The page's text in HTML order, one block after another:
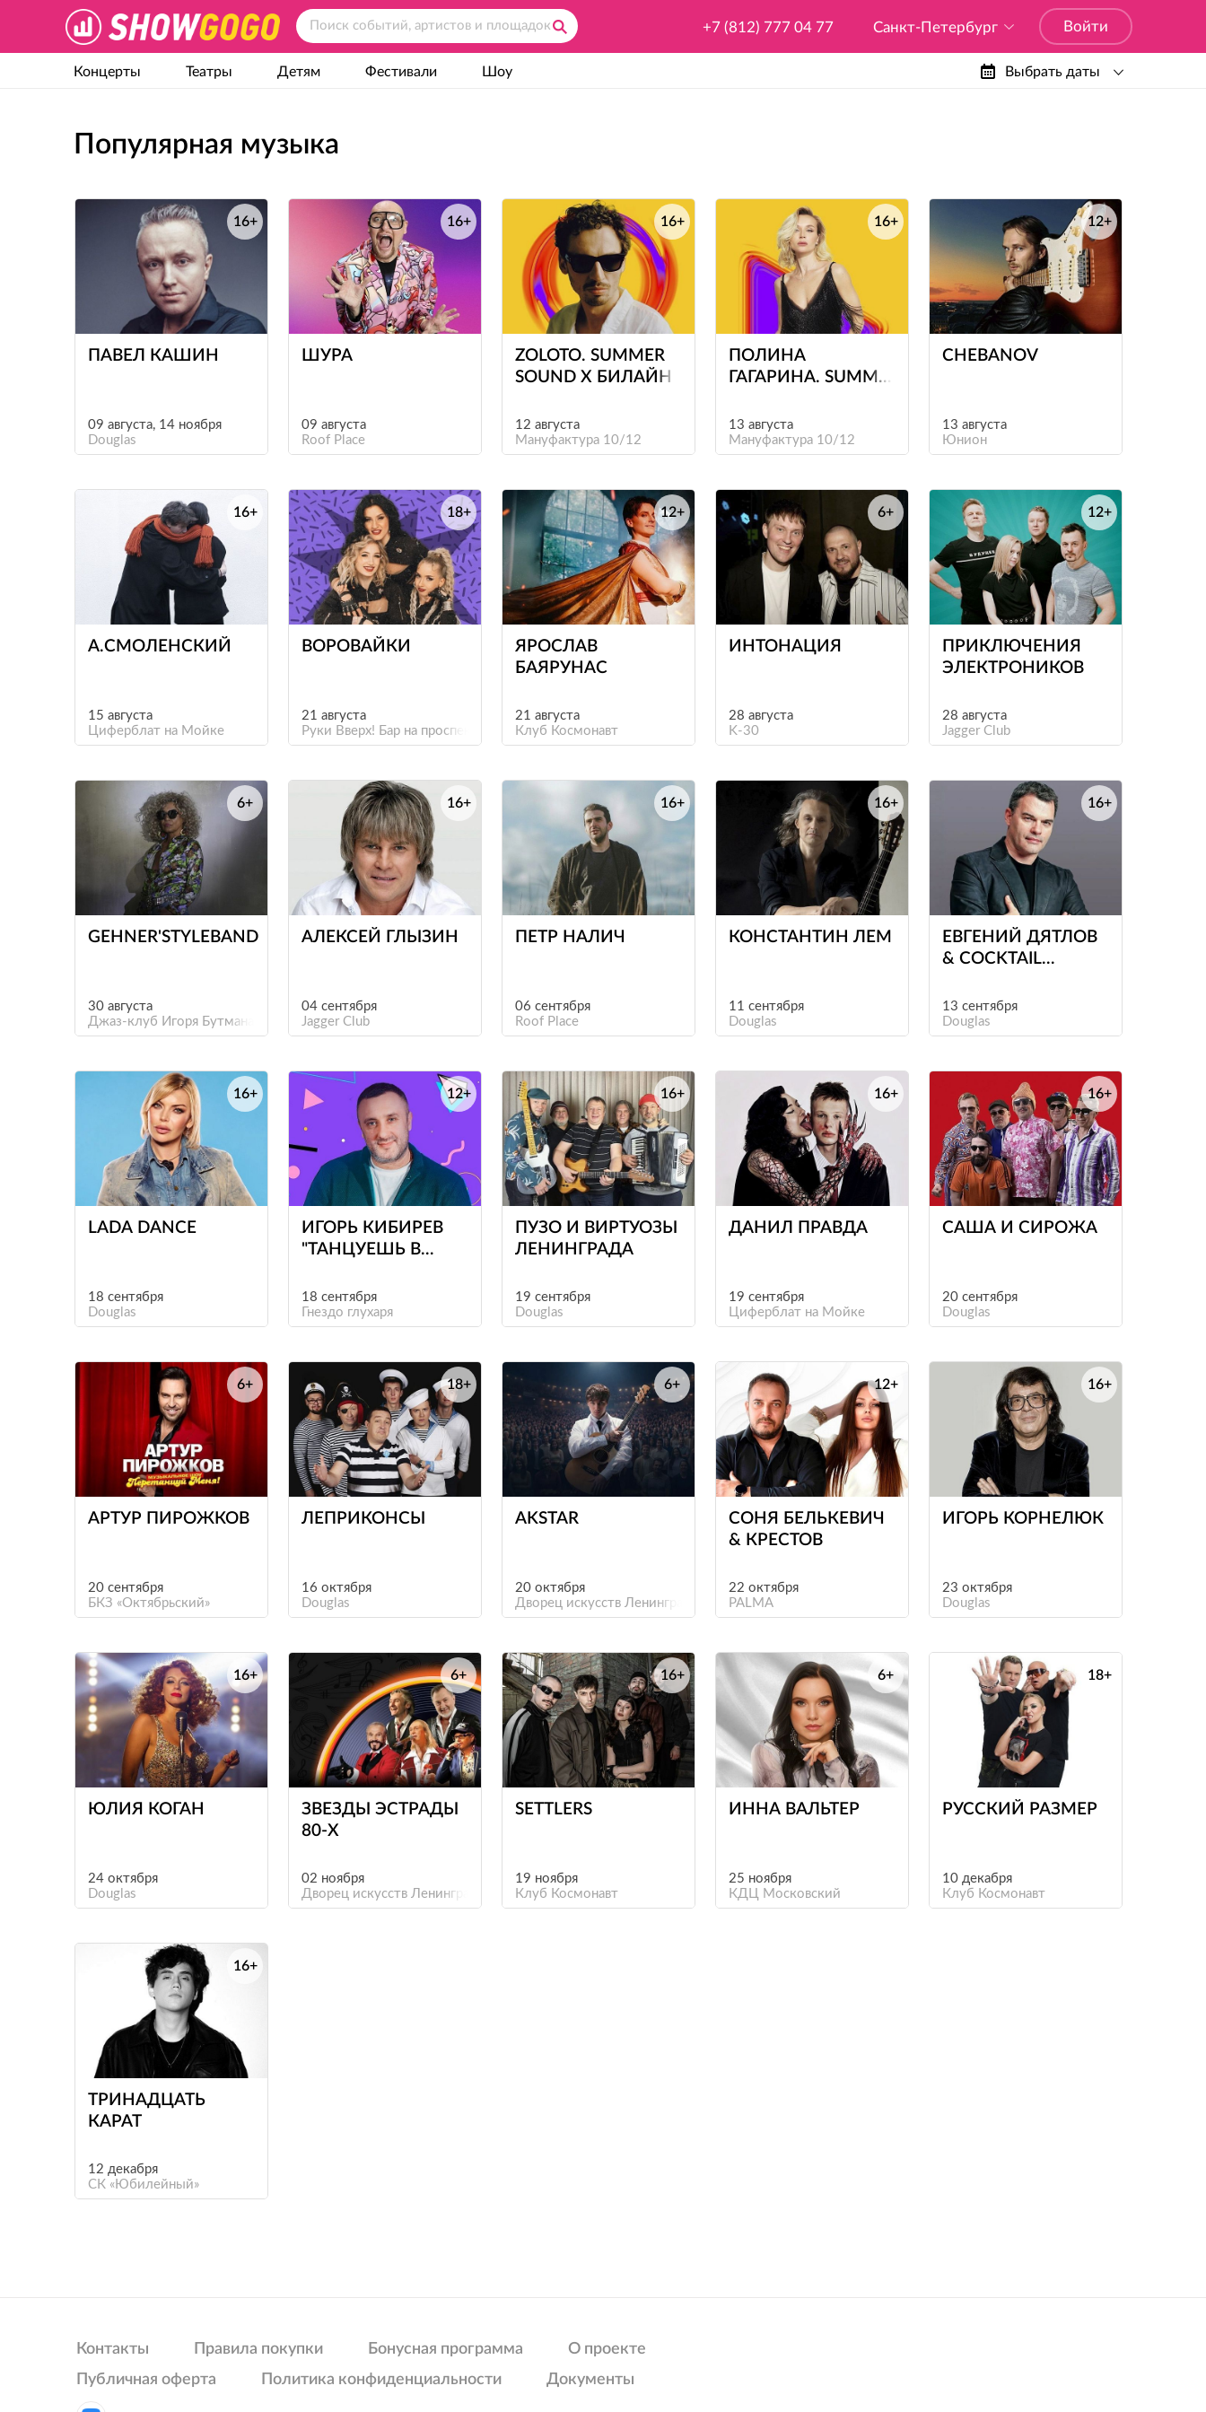
Войти
Санкт-Петербург
+7 (812) 777 04 77
Выбрать даты
Концерты Театры Детям Фестивали Шоу
Популярная музыка
е
ПАВЕЛ КАШИН
09 августа, 14 ноября
Douglas
16+
е
ШУРА
09 августа
Roof Place
16+
е
ZOLOTO. SUMMER
SOUND Х БИЛАЙН
12 августа
Мануфактура 10/12
16+
е
ПОЛИНА
ГАГАРИНА. SUMMER
13 августа
Мануфактура 10/12
16+
е
CHEBANOV
13 августа
Юнион
12+
А.СМОЛЕНСКИЙ
15 августа
Циферблат на Мойке
16+
е
ВОРОВАЙКИ
21 августа
Руки Вверх! Бар на проспекте Культуры
18+
е
ЯРОСЛАВ
БАЯРУНАС
21 августа
Клуб Космонавт
12+
е
ИНТОНАЦИЯ
28 августа
K-30
6+
е
ПРИКЛЮЧЕНИЯ
ЭЛЕКТРОНИКОВ
28 августа
Jagger Club
12+
GEHNER'STYLEBAND
30 августа
Джаз-клуб Игоря Бутмана
6+
е
АЛЕКСЕЙ ГЛЫЗИН
04 сентября
Jagger Club
16+
е
ПЕТР НАЛИЧ
06 сентября
Roof Place
16+
КОНСТАНТИН ЛЕМ
11 сентября
Douglas
16+
е
ЕВГЕНИЙ ДЯТЛОВ
& COCKTAIL
13 сентября
Douglas
16+
е
LADA DANCE
18 сентября
Douglas
16+
ИГОРЬ КИБИРЕВ
"ТАНЦУЕШЬ В
18 сентября
Гнездо глухаря
12+
е
ПУЗО И ВИРТУОЗЫ
ЛЕНИНГРАДА
19 сентября
Douglas
16+
ДАНИЛ ПРАВДА
19 сентября
Циферблат на Мойке
16+
е
САША И СИРОЖА
20 сентября
Douglas
16+
е
АРТУР ПИРОЖКОВ
20 сентября
БКЗ «Октябрьский»
6+
е
ЛЕПРИКОНСЫ
16 октября
Douglas
18+
е
AKSTAR
20 октября
Дворец искусств Ленинградской области
6+
е
СОНЯ БЕЛЬКЕВИЧ
& КРЕСТОВ
22 октября
PALMA
12+
ИГОРЬ КОРНЕЛЮК
23 октября
Douglas
16+
ЮЛИЯ КОГАН
24 октября
Douglas
16+
е
ЗВЕЗДЫ ЭСТРАДЫ
80-Х
02 ноября
Дворец искусств Ленинградской области
6+
е
SETTLERS
19 ноября
Клуб Космонавт
16+
е
ИННА ВАЛЬТЕР
25 ноября
КДЦ Московский
6+
е
РУССКИЙ РАЗМЕР
10 декабря
Клуб Космонавт
18+
ТРИНАДЦАТЬ
КАРАТ
12 декабря
СК «Юбилейный»
16+
Контакты Правила покупки Бонусная программа
О проекте
Публичная оферта
Политика конфиденциальности Документы